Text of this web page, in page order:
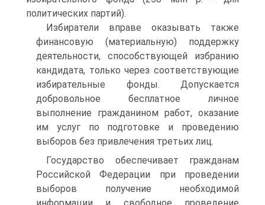
политических партий).
Избиратели вправе оказывать также
финансовую (материальную) поддержку
деятельности, способствующей избранию
кандидата, только через соответствующие
избирательные фонды. Допускается
добровольное бесплатное личное
выполнение гражданином работ, оказание
им услуг по подготовке и проведению
выборов без привлечения третьих лиц.
Государство обеспечивает гражданам
Российской Федерации при проведении
выборов получение необходимой